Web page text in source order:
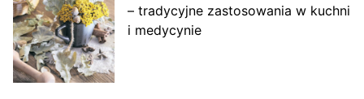
– tradycyjne zastosowania w kuchni
i medycynie